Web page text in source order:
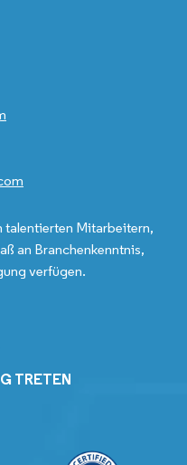
talentierten Mitarbeitern,
an Branchenkenntnis,
verfügen.
TRETEN